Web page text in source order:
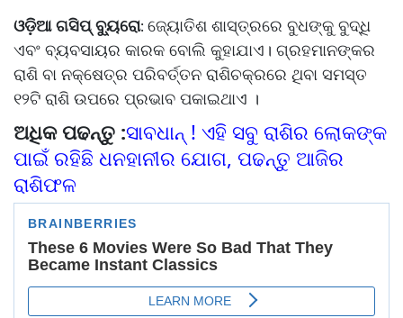
ଓଡ଼ିଆ ଗସିପ୍ ବ୍ୟୁରୋ: ଜ୍ୟୋତିଶ ଶାସ୍ତ୍ରରେ ବୁଧଙ୍କୁ ବୁଦ୍ଧି
ଏବଂ ବ୍ୟବସାୟର କାରକ ବୋଲି କୁହାଯାଏ। ଗ୍ରହମାନଙ୍କର
ରାଶି ବା ନକ୍ଷେତ୍ର ପରିବର୍ତ୍ତନ ରାଶିଚକ୍ରରେ ଥିବା ସମସ୍ତ
୧୨ଟି ରାଶି ଉପରେ ପ୍ରଭାବ ପକାଇଥାଏ ।
ଅଧିକ ପଢନ୍ତୁ :ସାବଧାନ୍ ! ଏହି ସବୁ ରାଶିର ଲୋକଙ୍କ
ପାଇଁ ରହିଛି ଧନହାନୀର ଯୋଗ, ପଢନ୍ତୁ ଆଜିର
ରାଶିଫଳ